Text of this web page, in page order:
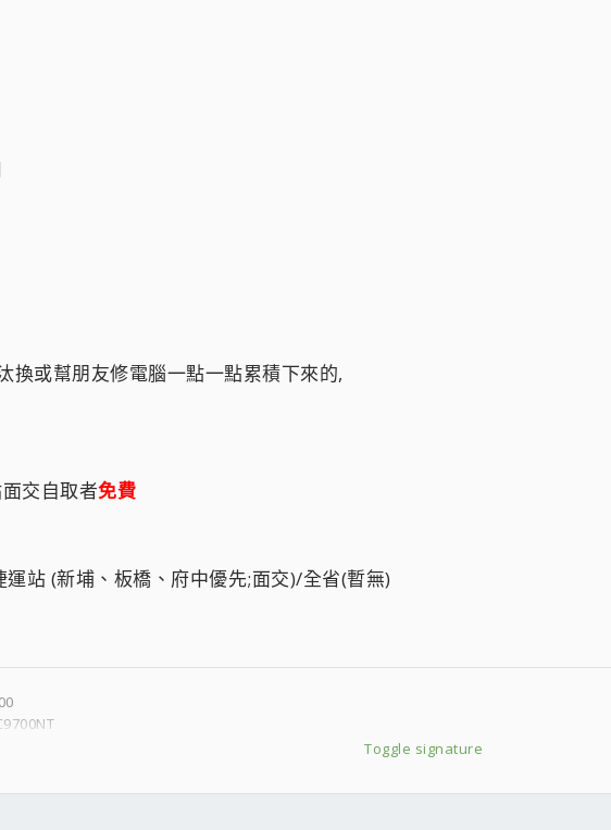
換或幫朋友修電腦一點一點累積下來的,
交自取者免費
站 (新埔、板橋、府中優先;面交)/全省(暫無)
Toggle signature
O2G